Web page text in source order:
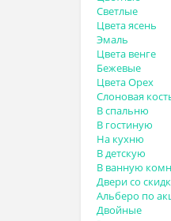
Светлые
Цвета ясень
Эмаль
Цвета венге
Бежевые
Цвета Орех
Слоновая
В спальню
В гостиную
На кухню
В детскую
В ванную
Двери со
Альберо по
Двойные